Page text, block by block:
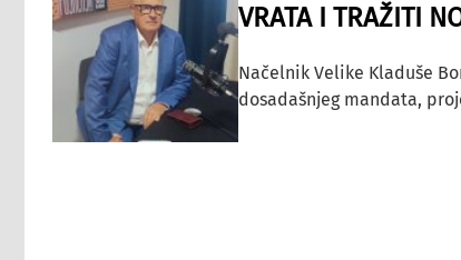
VRATA I TRAŽITI
Načelnik Velike Kladuše
dosadašnjeg mandata,